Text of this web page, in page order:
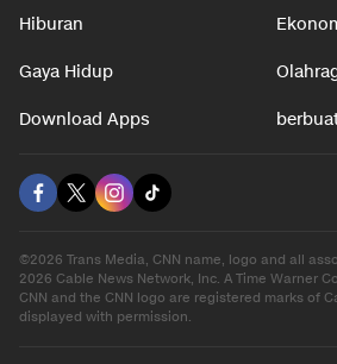
Hiburan
Gaya Hidup
Download Apps
©2026 Trans Media, CNN name, logo and all
2026 Cable News Network, Inc. A Time Warner
CNN and the CNN logo are registered marks of
displayed with permission.